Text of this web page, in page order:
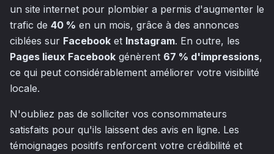
un site internet pour plombier a permis d'augmenter le
trafic de 40 % en un mois, grâce à des annonces
ciblées sur Facebook et Instagram. En outre, les
Pages lieux Facebook génèrent 67 % d'impressions,
ce qui peut considérablement améliorer votre visibilité
locale.
N'oubliez pas de solliciter vos consommateurs
satisfaits pour qu'ils laissent des avis en ligne. Les
témoignages positifs renforcent votre crédibilité et